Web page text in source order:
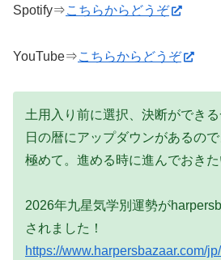
Spotify⇒こちらからどうぞ
YouTube⇒こちらからどうぞ
土用入り前に選択、決断ができ
日の暦にアップダウンがあるの
極めて。進める時に進んでおきた
2026年九星気学別運勢が
されました！
https://www.harpersbazaar.com/